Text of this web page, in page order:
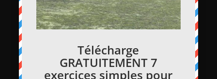
Télécharge
GRATUITEMENT 7
exercices simples pour